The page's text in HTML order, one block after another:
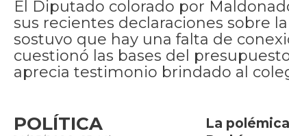
El Diputado colorado por
sus recientes declaraciones sobre
sostuvo que hay una falta de
cuestionó las bases del
aprecia testimonio brindado al
POLÍTICA
La